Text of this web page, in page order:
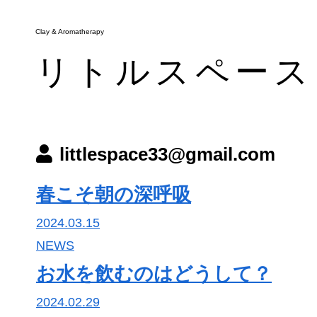
Clay & Aromatherapy
リトルスペース
littlespace33@gmail.com
春こそ朝の深呼吸
2024.03.15
NEWS
お水を飲むのはどうして？
2024.02.29
リトルスペース
お知らせ・ブログ
アクセス
予約・キャンペーン
tel.